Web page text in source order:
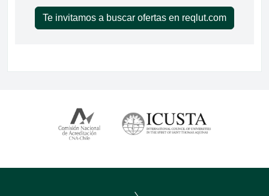
Te invitamos a buscar ofertas en reqlut.com